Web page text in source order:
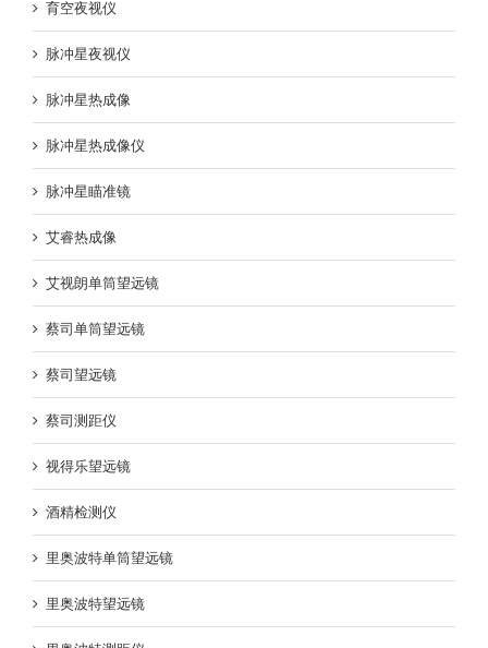
育空夜视仪
脉冲星夜视仪
脉冲星热成像
脉冲星热成像仪
脉冲星瞄准镜
艾睿热成像
艾视朗单筒望远镜
蔡司单筒望远镜
蔡司望远镜
蔡司测距仪
视得乐望远镜
酒精检测仪
里奥波特单筒望远镜
里奥波特望远镜